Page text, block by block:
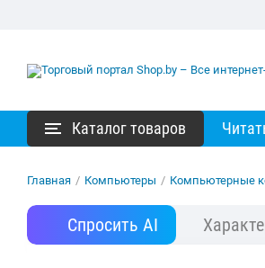
Каталог товаров
Главная / Компьютеры / Компьютерные
Спросить AI